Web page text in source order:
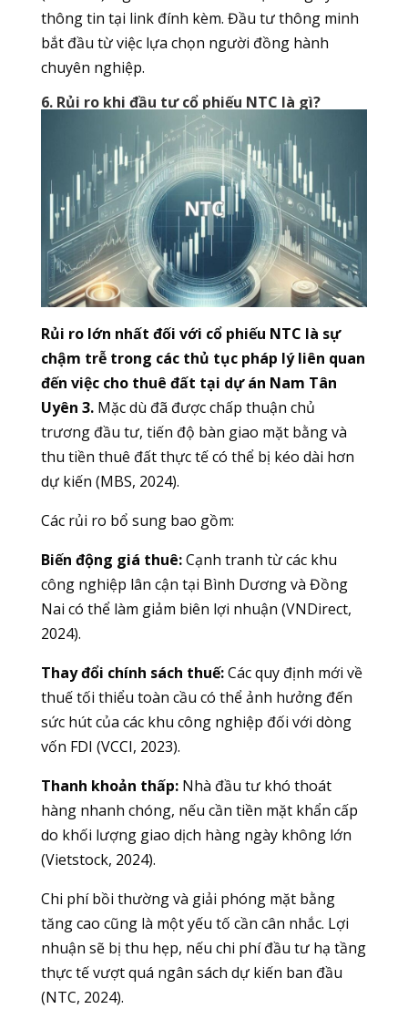
thông tin tại link đính kèm. Đầu tư thông minh
bắt đầu từ việc lựa chọn người đồng hành
chuyên nghiệp.
6. Rủi ro khi đầu tư cổ phiếu NTC là gì?
Rủi ro lớn nhất đối với cổ phiếu NTC là sự
chậm trễ trong các thủ tục pháp lý liên quan
đến việc cho thuê đất tại dự án Nam Tân
Uyên 3.Mặc dù đã được chấp thuận chủ
trương đầu tư, tiến độ bàn giao mặt bằng và
thu tiền thuê đất thực tế có thể bị kéo dài hơn
dự kiến (MBS, 2024).
Các rủi ro bổ sung bao gồm:
Biến động giá thuê:Cạnh tranh từ các khu
công nghiệp lân cận tại Bình Dương và Đồng
Nai có thể làm giảm biên lợi nhuận (VNDirect,
2024).
Thay đổi chính sách thuế:Các quy định mới về
thuế tối thiểu toàn cầu có thể ảnh hưởng đến
sức hút của các khu công nghiệp đối với dòng
vốn FDI (VCCI, 2023).
Thanh khoản thấp:Nhà đầu tư khó thoát
hàng nhanh chóng, nếu cần tiền mặt khẩn cấp
do khối lượng giao dịch hàng ngày không lớn
(Vietstock, 2024).
Chi phí bồi thường và giải phóng mặt bằng
tăng cao cũng là một yếu tố cần cân nhắc. Lợi
nhuận sẽ bị thu hẹp, nếu chi phí đầu tư hạ tầng
thực tế vượt quá ngân sách dự kiến ban đầu
(NTC, 2024).